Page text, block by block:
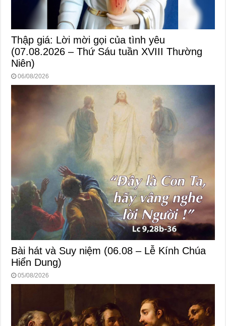
Thập giá: Lời mời gọi của tình yêu
(07.08.2026 – Thứ Sáu tuần XVIII Thường
Niên)
06/08/2026
Bài hát và Suy niệm (06.08 – Lễ Kính Chúa
Hiển Dung)
05/08/2026